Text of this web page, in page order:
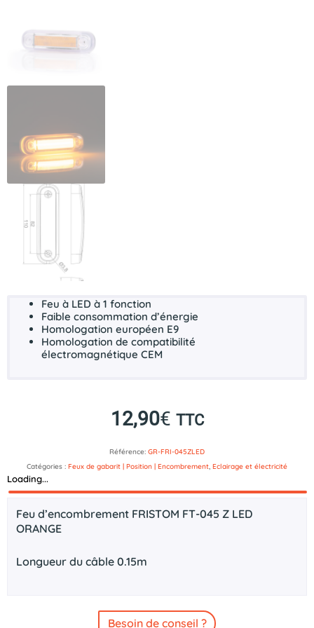
Feu à LED à 1 fonction
Faible consommation d’énergie
Homologation européen E9
Homologation de compatibilité
électromagnétique CEM
12,90€ TTC
Référence: GR-FRI-045ZLED
Catégories : Feux de gabarit | Position | Encombrement, Eclairage et électricité
Loading...
Description
Feu d’encombrement FRISTOM FT-045 Z LED
ORANGE
Longueur du câble 0.15m
Besoin de conseil ?